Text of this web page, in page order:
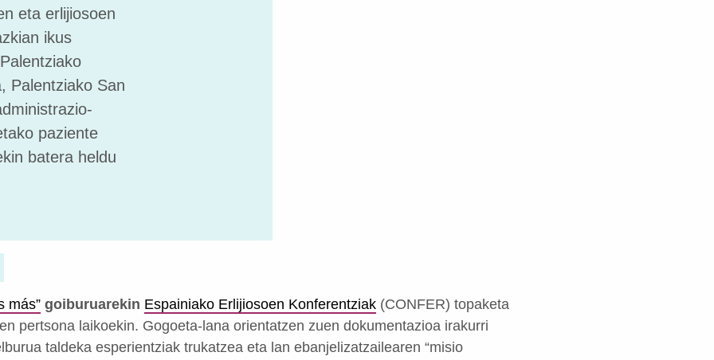
eta erlijiosoen
ikus
Palentziako San
paziente
batera heldu
más” goiburuarekin Espainiako Erlijiosoen Konferentziak (CONFER) topaketa
pertsona laikoekin. Gogoeta-lana orientatzen zuen dokumentazioa irakurri
taldeka esperientziak trukatzea eta lan ebanjelizatzailearen “misio